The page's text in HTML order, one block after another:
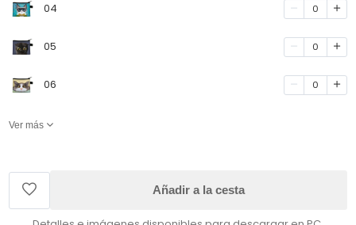
04 0
05 0
06 0
Ver más
Añadir a la cesta